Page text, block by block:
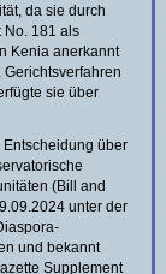
da sie durch
No. 181 als
Kenia anerkannt
sie über
Entscheidung über
(Bill and
unter der
und bekannt
Supplement